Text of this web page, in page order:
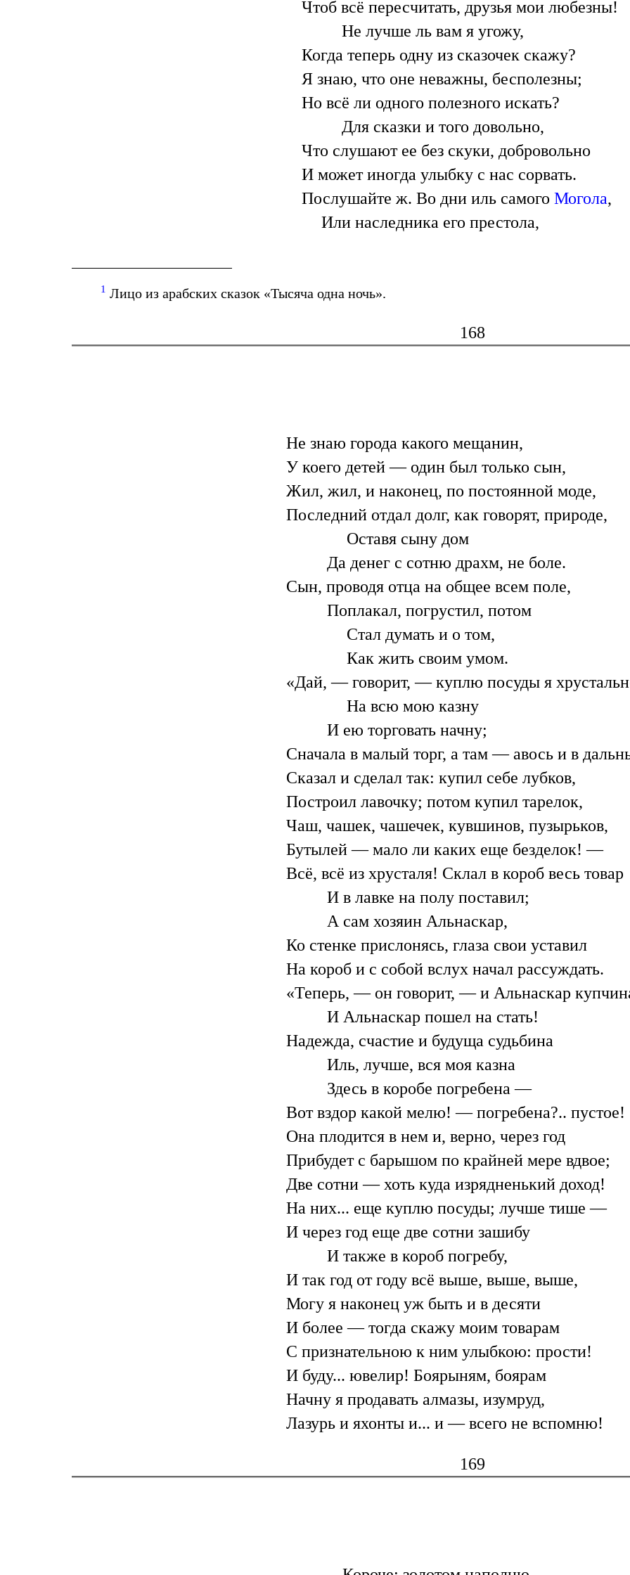
Чтоб всё пересчитать, друзья мои любезны!
Не лучше ль вам я угожу,
Когда теперь одну из сказочек скажу?
Я знаю, что оне неважны, бесполезны;
Но всё ли одного полезного искать?
Для сказки и того довольно,
Что слушают ее без скуки, добровольно
И может иногда улыбку с нас сорвать.
Послушайте ж. Во дни иль самого Могола,
Или наследника его престола,
1 Лицо из арабских сказок «Тысяча одна ночь».
168
Не знаю города какого мещанин,
У коего детей — один был только сын,
Жил, жил, и наконец, по постоянной моде,
Последний отдал долг, как говорят, природе,
Оставя сыну дом
Да денег с сотню драхм, не боле.
Сын, проводя отца на общее всем поле,
Поплакал, погрустил, потом
Стал думать и о том,
Как жить своим умом.
«Дай, — говорит, — куплю посуды я
На всю мою казну
И ею торговать начну;
Сначала в малый торг, а там — авось и в
Сказал и сделал так: купил себе лубков,
Построил лавочку; потом купил тарелок,
Чаш, чашек, чашечек, кувшинов, пузырьков,
Бутылей — мало ли каких еще безделок! —
Всё, всё из хрусталя! Склал в короб весь товар
И в лавке на полу поставил;
А сам хозяин Альнаскар,
Ко стенке прислонясь, глаза свои уставил
На короб и с собой вслух начал рассуждать.
«Теперь, — он говорит, — и Альнаскар
И Альнаскар пошел на стать!
Надежда, счастие и будуща судьбина
Иль, лучше, вся моя казна
Здесь в коробе погребена —
Вот вздор какой мелю! — погребена?.. пустое!
Она плодится в нем и, верно, через год
Прибудет с барышом по крайней мере вдвое;
Две сотни — хоть куда изрядненький доход!
На них... еще куплю посуды; лучше тише —
И через год еще две сотни зашибу
И также в короб погребу,
И так год от году всё выше, выше, выше,
Могу я наконец уж быть и в десяти
И более — тогда скажу моим товарам
С признательною к ним улыбкою: прости!
И буду... ювелир! Боярыням, боярам
Начну я продавать алмазы, изумруд,
Лазурь и яхонты и... и — всего не вспомню!
169